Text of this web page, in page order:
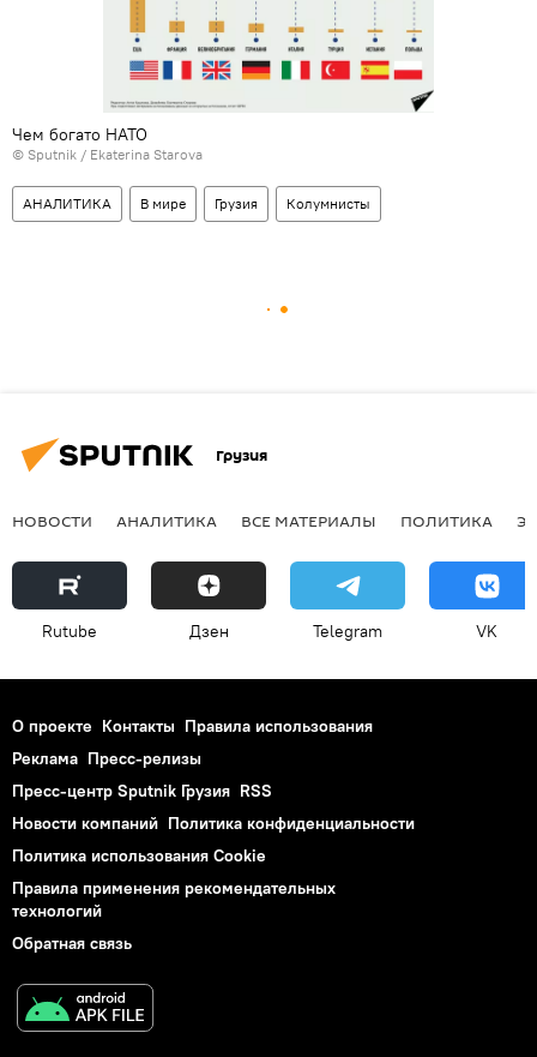
Чем богато НАТО
© Sputnik / Ekaterina Starova
АНАЛИТИКА В мире Грузия Колумнисты
Грузия
НОВОСТИ АНАЛИТИКА ВСЕ МАТЕРИАЛЫ ПОЛИТИКА
Rutube Дзен Telegram VK
О проекте Контакты Правила использования
Реклама Пресс-релизы
Пресс-центр Sputnik Грузия RSS
Новости компаний Политика конфиденциальности
Политика использования Cookie
Правила применения рекомендательных
технологий
Обратная связь